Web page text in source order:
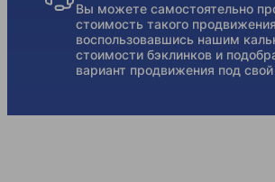
Вы можете самостоятельно
стоимость такого
воспользовавшись нашим
стоимости бэклинков и
вариант продвижения под